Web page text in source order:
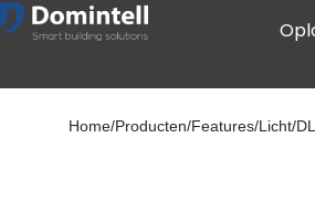
Home/Producten/Features/Licht/